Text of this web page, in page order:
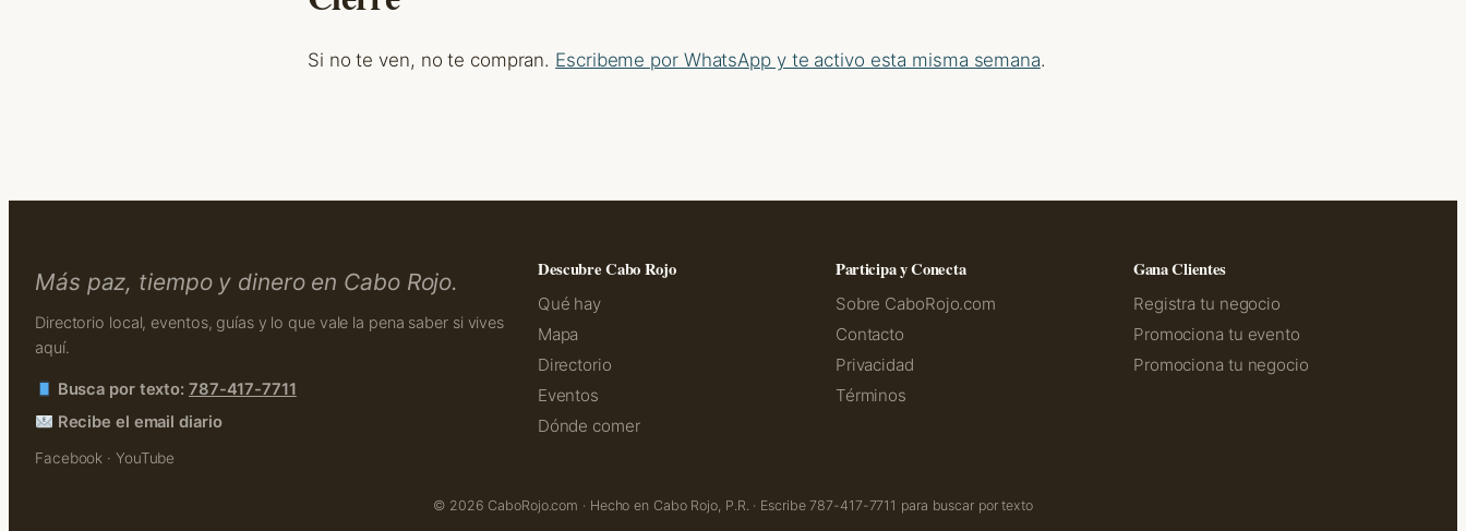
Si no te ven, no te compran. Escribeme por WhatsApp y te activo esta misma semana.
Más paz, tiempo y dinero en Cabo Rojo.
Directorio local, eventos, guías y lo que vale la pena saber si vives
aquí.
Busca por texto: 787-417-7711
Recibe el email diario
Facebook · YouTube
Descubre Cabo Rojo
Qué hay
Mapa
Directorio
Eventos
Dónde comer
Participa y Conecta
Sobre CaboRojo.com
Contacto
Privacidad
Términos
Gana Clientes
Registra tu negocio
Promociona tu evento
Promociona tu negocio
© 2026 CaboRojo.com · Hecho en Cabo Rojo, P.R. · Escribe 787-417-7711 para buscar por texto